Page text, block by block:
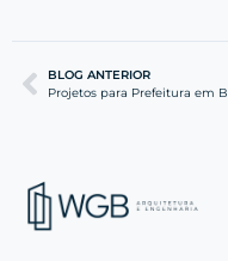
BLOG ANTERIOR